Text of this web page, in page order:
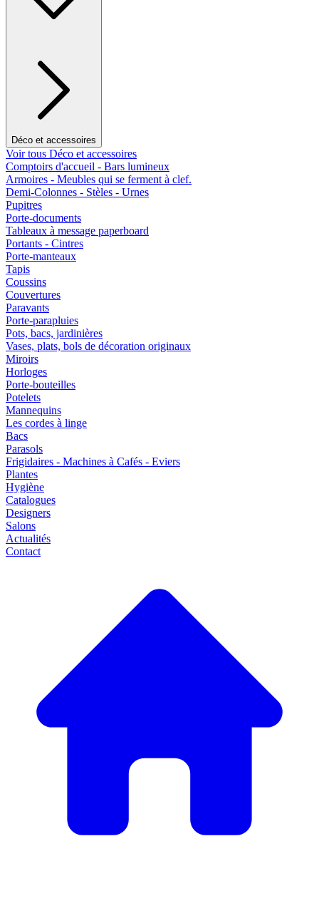
Déco et accessoires
Voir tous Déco et accessoires
Comptoirs d'accueil - Bars lumineux
Armoires - Meubles qui se ferment à clef.
Demi-Colonnes - Stèles - Urnes
Pupitres
Porte-documents
Tableaux à message paperboard
Portants - Cintres
Porte-manteaux
Tapis
Coussins
Couvertures
Paravants
Porte-parapluies
Pots, bacs, jardinières
Vases, plats, bols de décoration originaux
Miroirs
Horloges
Porte-bouteilles
Potelets
Mannequins
Les cordes à linge
Bacs
Parasols
Frigidaires - Machines à Cafés - Eviers
Plantes
Hygiène
Catalogues
Designers
Salons
Actualités
Contact